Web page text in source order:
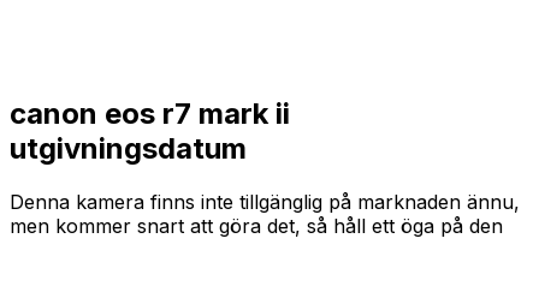
canon eos r7 mark ii
utgivningsdatum
Denna kamera finns inte tillgänglig på marknaden ännu,
men kommer snart att göra det, så håll ett öga på den